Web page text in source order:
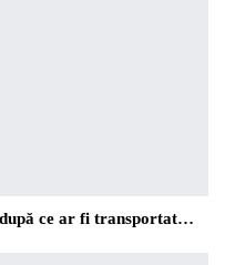
ce ar fi transportat…